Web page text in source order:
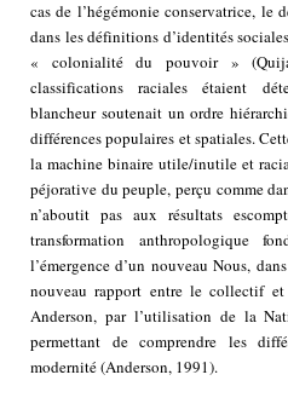
cas de l’hégémonie conservatrice, le
dans les définitions d’identités
« colonialité du pouvoir »
classifications raciales étaient
blancheur soutenait un ordre
différences populaires et spatiales.
la machine binaire utile/inutile et
péjorative du peuple, perçu comme
n’aboutit pas aux résultats
transformation anthropologique
l’émergence d’un nouveau Nous,
nouveau rapport entre le collectif
Anderson, par l’utilisation de la
permettant de comprendre les
modernité (Anderson, 1991).